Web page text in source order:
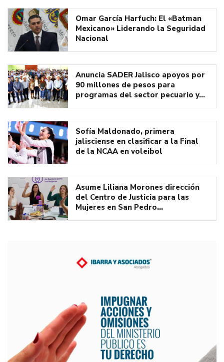
Omar García Harfuch: El «Batman
Mexicano» Liderando la Seguridad
Nacional
Anuncia SADER Jalisco apoyos por
90 millones de pesos para
programas del sector pecuario y…
Sofía Maldonado, primera
jalisciense en clasificar a la Final
de la NCAA en voleibol
Asume Liliana Morones dirección
del Centro de Justicia para las
Mujeres en San Pedro…